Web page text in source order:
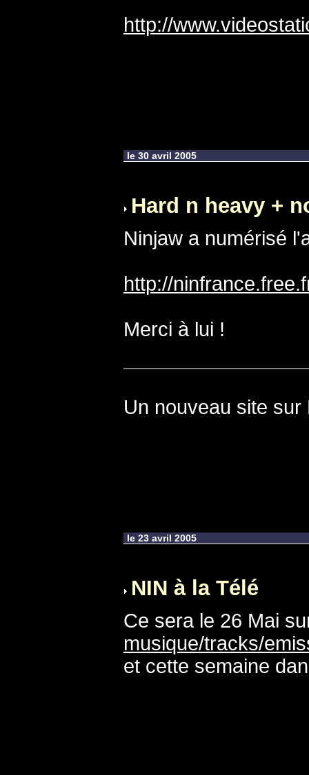
http://
le 30 avril 2005
Hard n heavy +
Ninjaw a numérisé
http://
Merci à lui !
Un nouveau site
le 23 avril 2005
NIN à la Télé
Ce sera le 26 Mai
musique/tracks/
et cette semaine